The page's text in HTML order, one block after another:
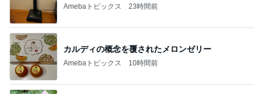
Amebaトピックス 23時間前
カルディの概念を覆されたメロンゼリー
Amebaトピックス 10時間前